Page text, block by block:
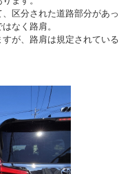
区分された道路部分があ
なく路肩。
が、路肩は規定されてい